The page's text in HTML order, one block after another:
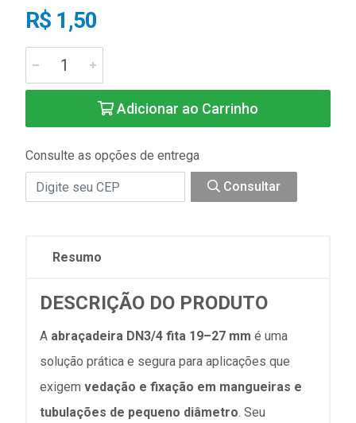
R$ 1,50
Adicionar ao Carrinho
Consulte as opções de entrega
Consultar
Resumo
DESCRIÇÃO DO PRODUTO
A abraçadeira DN3/4 fita 19–27 mm é uma
solução prática e segura para aplicações que
exigem vedação e fixação em mangueiras e
tubulações de pequeno diâmetro. Seu